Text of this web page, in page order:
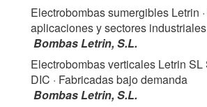
Electrobombas sumergibles Letrin
aplicaciones y sectores industriales
Bombas Letrin, S.L.
Electrobombas verticales Letrin SL
DIC · Fabricadas bajo demanda
Bombas Letrin, S.L.